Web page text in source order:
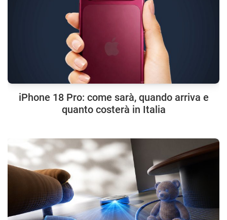
iPhone 18 Pro: come sarà, quando arriva e
quanto costerà in Italia